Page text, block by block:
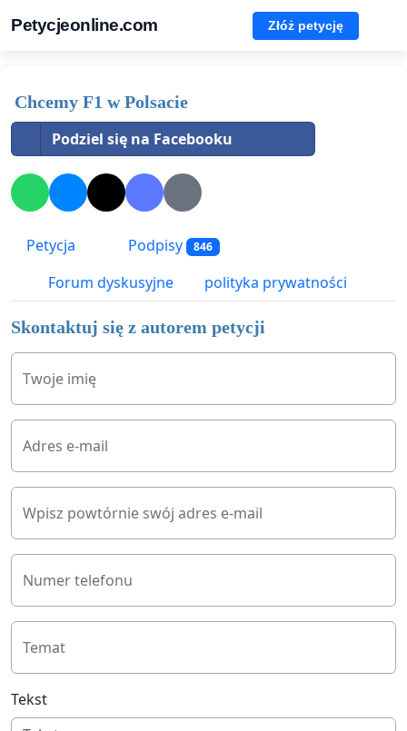
Petycjeonline.com Złóż petycję
Chcemy F1 w Polsacie
Podziel się na Facebooku
Petycja Podpisy 846
Forum dyskusyjne polityka prywatności
Skontaktuj się z autorem petycji
Twoje imię
Adres e-mail
Wpisz powtórnie swój adres e-mail
Numer telefonu
Temat
Tekst